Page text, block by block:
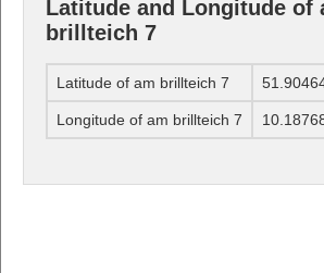
Latitude and Longitude of
brillteich 7
Latitude of am brillteich 7
Longitude of am brillteich 7